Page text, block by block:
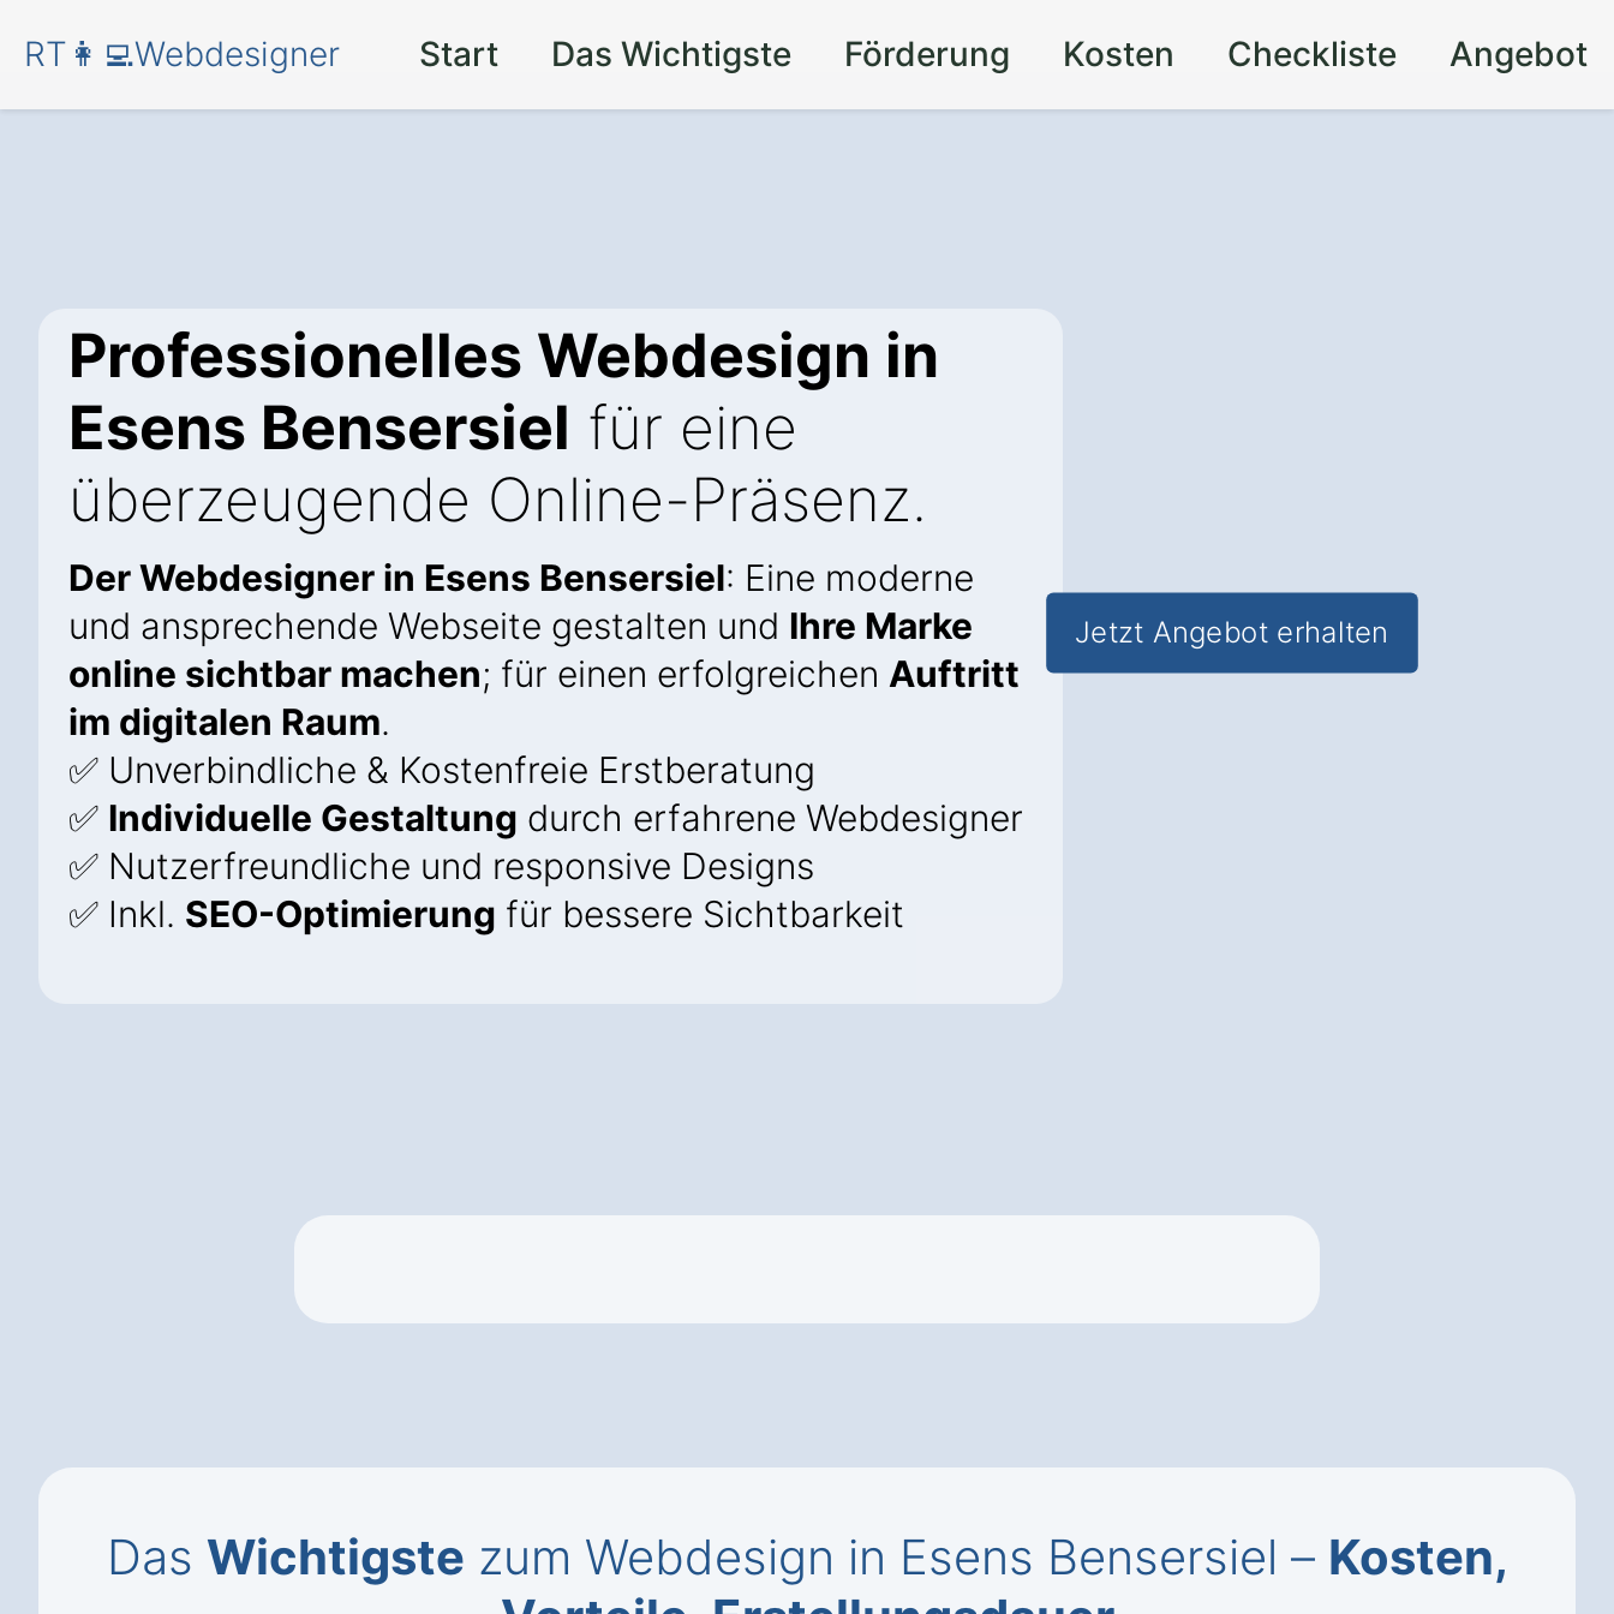
RT👩‍💻Webdesigner Start Das Wichtigste Förderung Kosten Checkliste Angebot
Professionelles Webdesign in
Esens Bensersiel für eine
überzeugende Online-Präsenz.
Der Webdesigner in Esens Bensersiel: Eine moderne
und ansprechende Webseite gestalten und Ihre Marke
online sichtbar machen; für einen erfolgreichen Auftritt
im digitalen Raum.
✅ Unverbindliche & Kostenfreie Erstberatung
✅ Individuelle Gestaltung durch erfahrene Webdesigner
✅ Nutzerfreundliche und responsive Designs
✅ Inkl. SEO-Optimierung für bessere Sichtbarkeit
Jetzt Angebot erhalten
Das Wichtigste zum Webdesign in Esens Bensersiel – Kosten,